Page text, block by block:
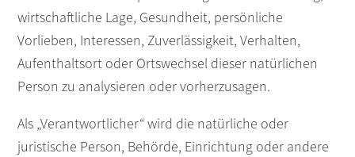
wirtschaftliche Lage, Gesundheit, persönliche
Vorlieben, Interessen, Zuverlässigkeit, Verhalten,
Aufenthaltsort oder Ortswechsel dieser natürlichen
Person zu analysieren oder vorherzusagen.
Als „Verantwortlicher“ wird die natürliche oder
juristische Person, Behörde, Einrichtung oder andere